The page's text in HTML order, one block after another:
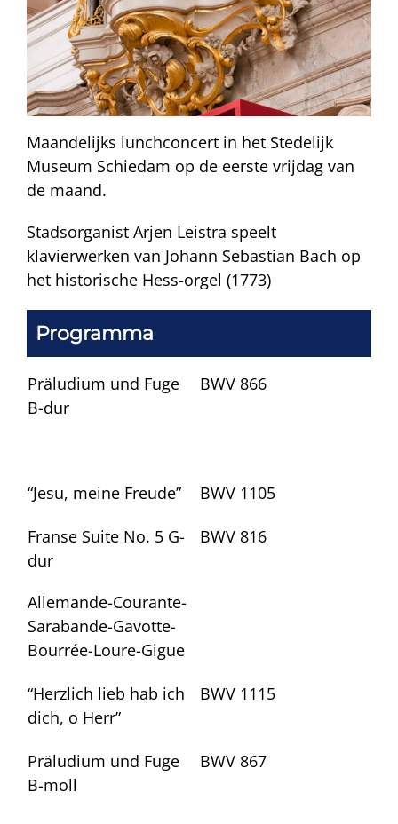
Maandelijks lunchconcert in het Stedelijk
Museum Schiedam op de eerste vrijdag van
de maand.
Stadsorganist Arjen Leistra speelt
klavierwerken van Johann Sebastian Bach op
het historische Hess-orgel (1773)
Programma
Präludium und Fuge
B-dur
BWV 866
“Jesu, meine Freude” BWV 1105
Franse Suite No. 5 G-
dur
Allemande-Courante-
Sarabande-Gavotte-
Bourrée-Loure-Gigue
BWV 816
“Herzlich lieb hab ich
dich, o Herr”
BWV 1115
Präludium und Fuge
B-moll
BWV 867